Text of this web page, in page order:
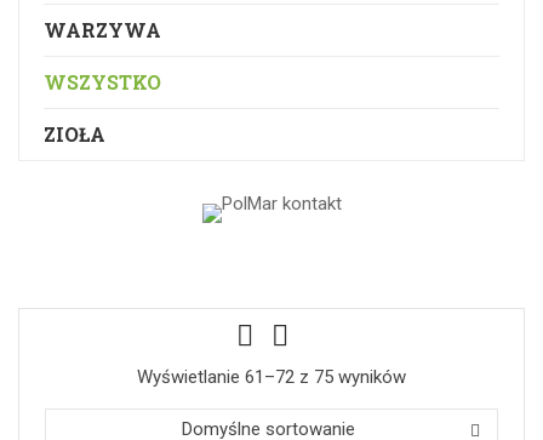
WARZYWA
WSZYSTKO
ZIOŁA
Wyświetlanie 61–72 z 75 wyników
Domyślne sortowanie